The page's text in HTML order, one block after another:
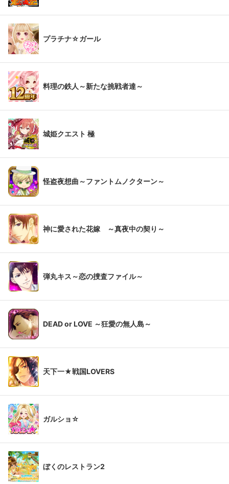
プラチナ☆ガール
料理の鉄人～新たな挑戦者達～
城姫クエスト 極
怪盗夜想曲～ファントムノクターン～
神に愛された花嫁 ～真夜中の契り～
弾丸キス～恋の捜査ファイル～
DEAD or LOVE ～狂愛の無人島～
天下一★戦国LOVERS
ガルショ☆
ぼくのレストラン2